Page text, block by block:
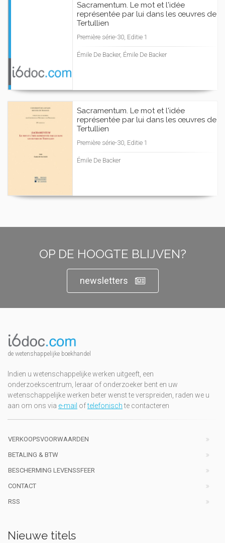
Sacramentum. Le mot et l'idée
représentée par lui dans les œuvres de
Tertullien
Première série-30, Editie 1
Émile De Backer, Émile De Backer
Sacramentum. Le mot et l'idée
représentée par lui dans les œuvres de
Tertullien
Première série-30, Editie 1
Émile De Backer
OP DE HOOGTE BLIJVEN?
newsletters
de wetenshappelijke boekhandel
Indien u wetenschappelijke werken uitgeeft, een
onderzoekscentrum, leraar of onderzoeker bent en uw
wetenschappelijke werken beter wenst te verspreiden, raden we u
aan om ons via e-mail oftelefonischte contacteren
VERKOOPSVOORWAARDEN
BETALING & BTW
BESCHERMING LEVENSSFEER
CONTACT
RSS
Nieuwe titels